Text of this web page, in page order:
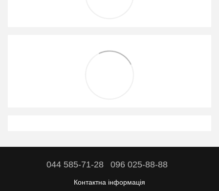
044 585-71-28 096 025-88-88
Контактна інформація